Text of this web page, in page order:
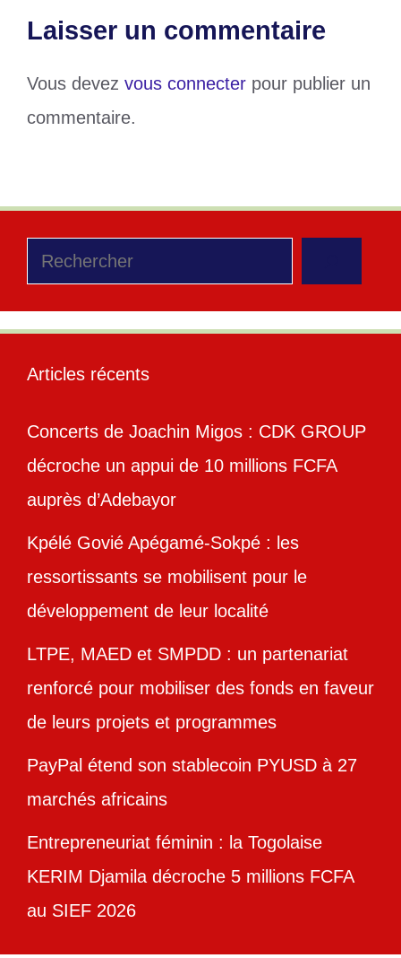
Laisser un commentaire
Vous devez vous connecter pour publier un
commentaire.
Rechercher
Articles récents
Concerts de Joachin Migos : CDK GROUP
décroche un appui de 10 millions FCFA
auprès d’Adebayor
Kpélé Govié Apégamé-Sokpé : les
ressortissants se mobilisent pour le
développement de leur localité
LTPE, MAED et SMPDD : un partenariat
renforcé pour mobiliser des fonds en faveur
de leurs projets et programmes
PayPal étend son stablecoin PYUSD à 27
marchés africains
Entrepreneuriat féminin : la Togolaise
KERIM Djamila décroche 5 millions FCFA
au SIEF 2026